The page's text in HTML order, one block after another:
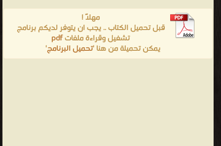
مهلاً !
قبل تحميل الكتاب .. يجب ان يتوفر لديكم برنامج
تشغيل وقراءة ملفاتpdf
يمكن تحميلة من هنا 'تحميل البرنامج'